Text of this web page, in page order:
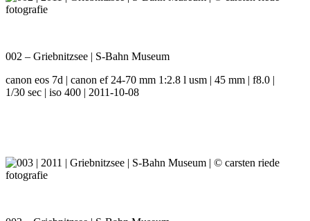
002 – Griebnitzsee | S-Bahn Museum
canon eos 7d | canon ef 24-70 mm 1:2.8 l usm | 45 mm | f8.0 |
1/30 sec | iso 400 | 2011-10-08